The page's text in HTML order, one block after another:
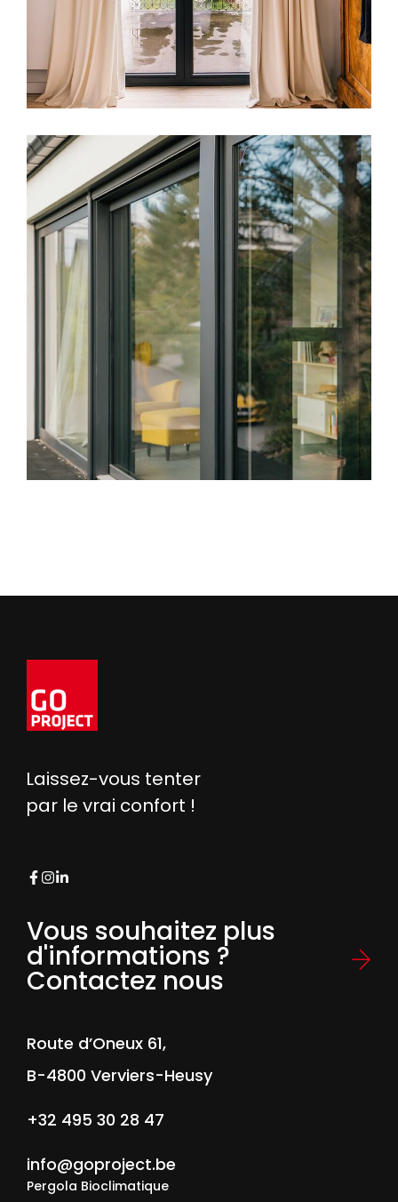
Laissez-vous tenter
par le vrai confort !
Vous souhaitez plus
d'informations ?
Contactez nous
Route d’Oneux 61,
B-4800 Verviers-Heusy
+32 495 30 28 47
info@goproject.be
Pergola Bioclimatique